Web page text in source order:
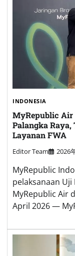
INDONESIA
MyRepublic Air
Palangka
Layanan FWA
Editor Team 2026
MyRepublic
pelaksanaan Uji
MyRepublic Air
April 2026 —